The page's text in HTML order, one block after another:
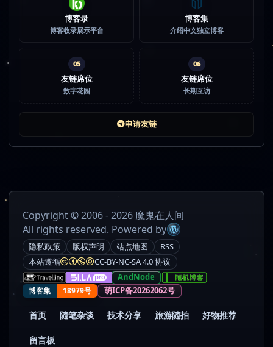
博客录
博客收录展示平台
博客集
介绍中文独立博客
05
友链席位
数字花园
06
友链席位
长期互访
申请友链
Copyright © 2006 - 2026 魔鬼在人间
All rights reserved. Powered by
隐私政策 版权声明 站点地图
RSS
本站遵循
CC-BY-NC-SA 4.0 协议
AndNode
博客集 18979号 萌ICP备20262062号
首页 随笔杂谈 技术分享 旅游随拍 好物推荐
留言板